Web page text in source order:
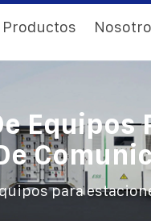
Productos
Equipos
para